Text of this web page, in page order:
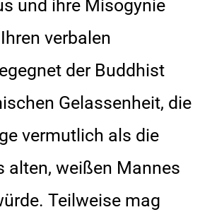
und ihre Misogynie
verbalen
der Buddhist
Gelassenheit, die
vermutlich als die
alten, weißen Mannes
Teilweise mag